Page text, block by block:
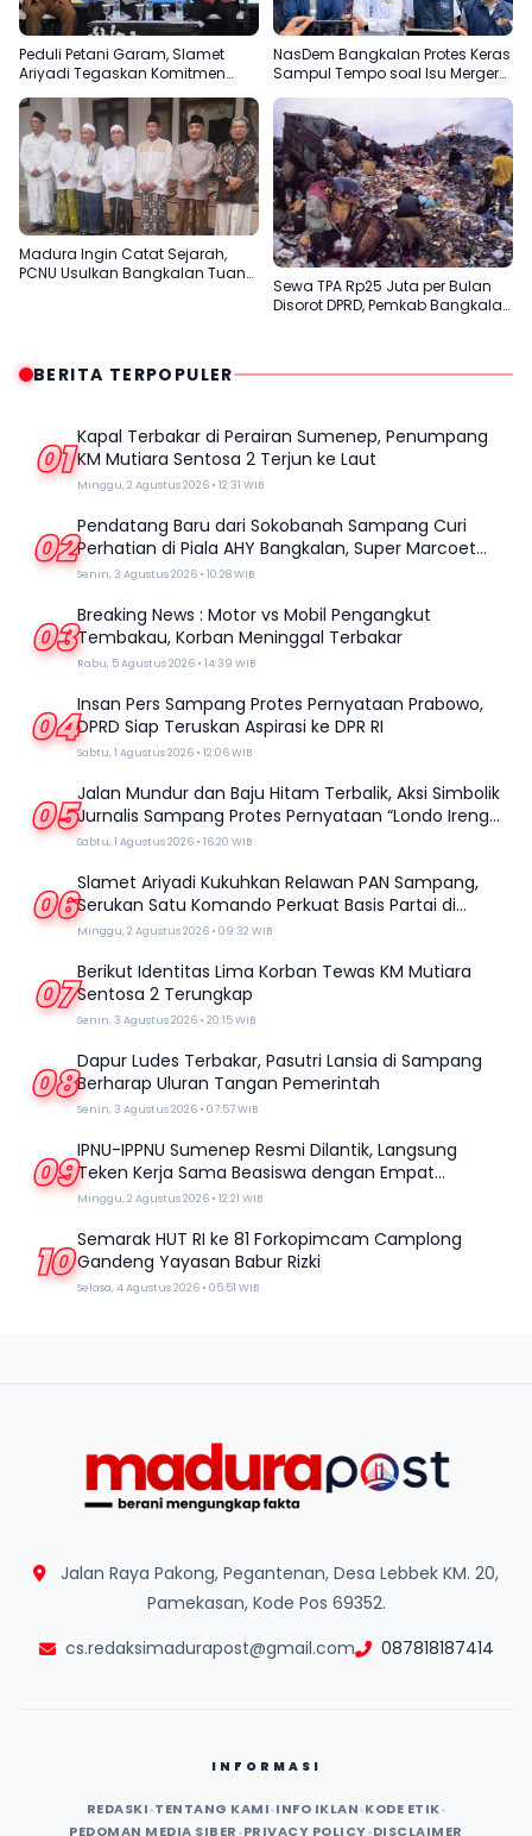
Peduli Petani Garam, Slamet
Ariyadi Tegaskan Komitmen
Masyarakat Madura
NasDem Bangkalan Protes Keras
Sampul Tempo soal Isu Merger
Madura Ingin Catat Sejarah,
PCNU Usulkan Bangkalan Tuan
Sewa TPA Rp25 Juta per Bulan
Disorot DPRD, Pemkab Bangkalan
BERITA TERPOPULER
01 Kapal Terbakar di Perairan Sumenep, Penumpang
KM Mutiara Sentosa 2 Terjun ke Laut
Minggu, 2 Agustus 2026 • 12:31 WIB
02Pendatang Baru dari Sokobanah Sampang Curi
Perhatian di Piala AHY Bangkalan, Super Marcoet
Juara 1 Galatama
Senin, 3 Agustus 2026 • 10:28 WIB
03Breaking News : Motor vs Mobil Pengangkut
Tembakau, Korban Meninggal Terbakar
Rabu, 5 Agustus 2026 • 14:39 WIB
04Insan Pers Sampang Protes Pernyataan Prabowo,
DPRD Siap Teruskan Aspirasi ke DPR RI
Sabtu, 1 Agustus 2026 • 12:06 WIB
05Jalan Mundur dan Baju Hitam Terbalik, Aksi Simbolik
Jurnalis Sampang Protes Pernyataan “Londo Ireng”
Prabowo
Sabtu, 1 Agustus 2026 • 16:20 WIB
06Slamet Ariyadi Kukuhkan Relawan PAN Sampang,
Serukan Satu Komando Perkuat Basis Partai di
Madura
Minggu, 2 Agustus 2026 • 09:32 WIB
07Berikut Identitas Lima Korban Tewas KM Mutiara
Sentosa 2 Terungkap
Senin, 3 Agustus 2026 • 20:15 WIB
08Dapur Ludes Terbakar, Pasutri Lansia di Sampang
Berharap Uluran Tangan Pemerintah
Senin, 3 Agustus 2026 • 07:57 WIB
09IPNU-IPPNU Sumenep Resmi Dilantik, Langsung
Teken Kerja Sama Beasiswa dengan Empat
Kampus
Minggu, 2 Agustus 2026 • 12:21 WIB
10 Semarak HUT RI ke 81 Forkopimcam Camplong
Gandeng Yayasan Babur Rizki
Selasa, 4 Agustus 2026 • 05:51 WIB
Jalan Raya Pakong, Pegantenan, Desa Lebbek KM. 20,
Pamekasan, Kode Pos 69352.
cs.redaksimadurapost@gmail.com
087818187414
INFORMASI
REDASKI•TENTANG KAMI•INFO IKLAN•KODE ETIK•
PEDOMAN MEDIA SIBER PRIVACY POLICY DISCLAIMER